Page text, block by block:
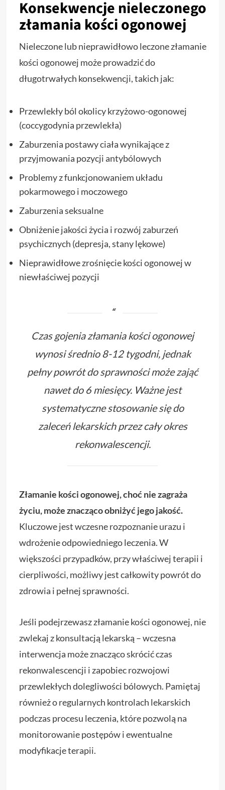
Konsekwencje nieleczonego
złamania kości ogonowej
Nieleczone lub nieprawidłowo leczone złamanie
kości ogonowej może prowadzić do
długotrwałych konsekwencji, takich jak:
Przewlekły ból okolicy krzyżowo-ogonowej
(coccygodynia przewlekła)
Zaburzenia postawy ciała wynikające z
przyjmowania pozycji antybólowych
Problemy z funkcjonowaniem układu
pokarmowego i moczowego
Zaburzenia seksualne
Obniżenie jakości życia i rozwój zaburzeń
psychicznych (depresja, stany lękowe)
Nieprawidłowe zrośnięcie kości ogonowej w
niewłaściwej pozycji
Czas gojenia złamania kości ogonowej
wynosi średnio 8-12 tygodni, jednak
pełny powrót do sprawności może zająć
nawet do 6 miesięcy. Ważne jest
systematyczne stosowanie się do
zaleceń lekarskich przez cały okres
rekonwalescencji.
Złamanie kości ogonowej, choć nie zagraża
życiu, może znacząco obniżyć jego jakość.
Kluczowe jest wczesne rozpoznanie urazu i
wdrożenie odpowiedniego leczenia. W
większości przypadków, przy właściwej terapii i
cierpliwości, możliwy jest całkowity powrót do
zdrowia i pełnej sprawności.
Jeśli podejrzewasz złamanie kości ogonowej, nie
zwlekaj z konsultacją lekarską – wczesna
interwencja może znacząco skrócić czas
rekonwalescencji i zapobiec rozwojowi
przewlekłych dolegliwości bólowych. Pamiętaj
również o regularnych kontrolach lekarskich
podczas procesu leczenia, które pozwolą na
monitorowanie postępów i ewentualne
modyfikacje terapii.